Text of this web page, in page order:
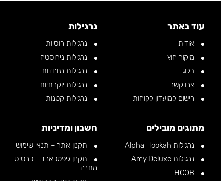
עוד באתר
אודות
מיקור חוץ
בלוג
צרו קשר
רישום למועדון לקוחות
נרגילות
נרגילות רוסיות
נרגילות נירוסטה
נרגילות מיוחדות
נרגילות יוקרתיות
נרגילות קטנות
מתוגים מובילים
נרגילות Alpha Hookah
נרגילות Amy Deluxe
חשבון ומדיניות
תקנון אתר – תנאי שימוש
תקנון גיפטכארד – כרטיס
מתנה